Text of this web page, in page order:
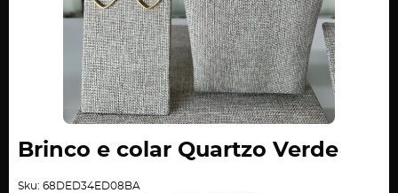
Brinco e colar Quartzo Verde
Sku: 68DED34ED08BA